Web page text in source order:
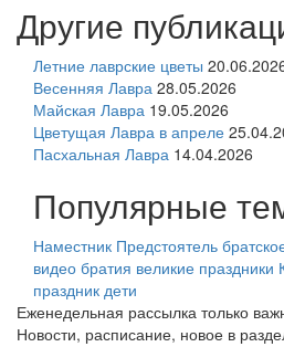
Другие
Летние лаврские цветы
Весенняя Лавра 28.05.2026
Майская Лавра 19.05.2026
Цветущая Лавра в апреле
Пасхальная Лавра 14.04.2026
Популярные
Наместник Предстоятель
видео братия великие праздники
праздник дети
Еженедельная рассылка только
Новости, расписание, новое в